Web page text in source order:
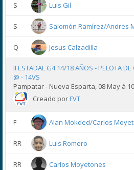
S Luis Gil
S Salomón Ramírez/Andres
Q Jesus Calzadilla
II ESTADAL G4 14/18 AÑOS - PELOTA DE
@ - 14VS
Pampatar - Nueva Esparta, 08 May à
Creado porFVT
F Alan Mokded/Carlos
RR Luis Romero
RR Carlos Moyetones